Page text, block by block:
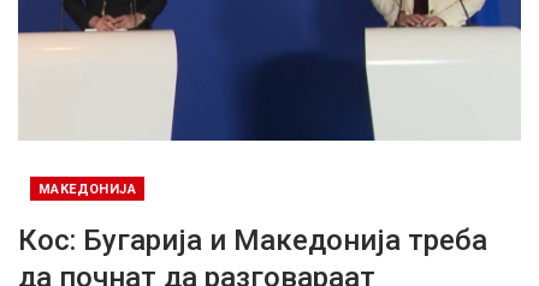
МАКЕДОНИЈА
Кос: Бугарија и Македонија треба
да почнат да разговараат